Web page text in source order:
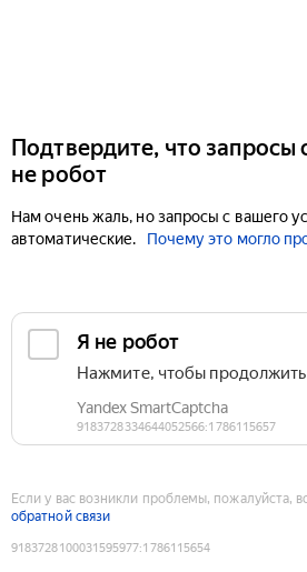
Подтвердите, что запросы
не робот
Нам очень жаль, но запросы с вашего
автоматические.
Почему это могло
Если у вас возникли проблемы, пожалуйста,
обратной связи
9183728100031595977:1786115654